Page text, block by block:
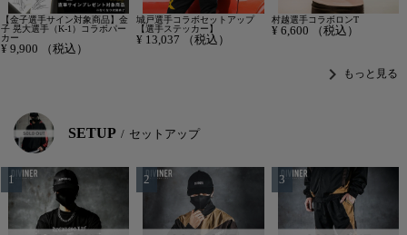
【金子選手サイン対象商品】金
子 晃大選手（K-1）コラボパー
カー
¥ 9,900 （税込）
城戸選手コラボセットアップ
【選手ステッカー】
¥ 13,037 （税込）
村越選手コラボロンT
¥ 6,600 （税込）
chevron_right もっと見る
SETUP セットアップ